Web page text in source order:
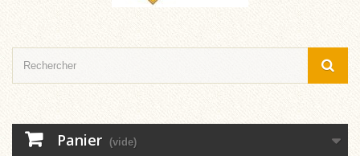
Panier (vide)